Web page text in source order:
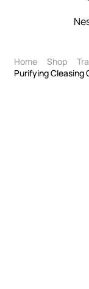
Home Shop
Purifying Cleasing